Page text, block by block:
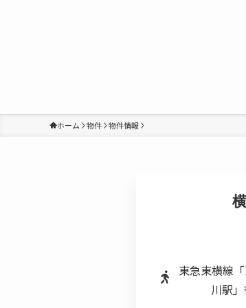
ホーム 物件 物件情報
東急東横線
川駅